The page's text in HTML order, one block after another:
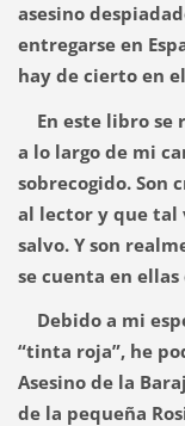
asesino
entregarse en
hay de cierto en
En este libro se
a lo largo de mi
sobrecogido. Son
al lector y que tal
salvo. Y son
se cuenta en
Debido a mi
“tinta roja”, he
Asesino de la
de la pequeña